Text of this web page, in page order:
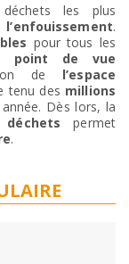
les plus
.
pour tous les
point de vue
de l’espace
tenu des millions
année. Dès lors, la
permet
.